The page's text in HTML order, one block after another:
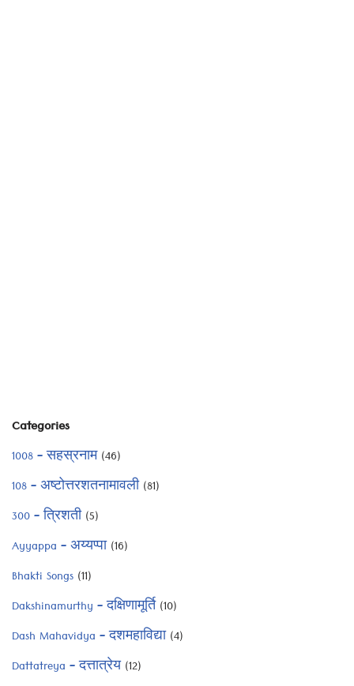
Categories
1008 – सहस्रनाम(46)
108 – अष्टोत्तरशतनामावली(81)
300 – त्रिशती(5)
Ayyappa – अय्यप्पा(16)
Bhakti Songs (11)
Dakshinamurthy – दक्षिणामूर्ति(10)
Dash Mahavidya – दशमहाविद्या(4)
Dattatreya – दत्तात्रेय(12)